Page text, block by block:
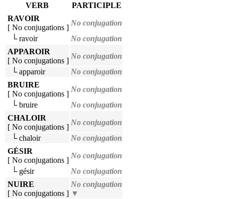
VERB
PARTICIPLE
RAVOIR
[ No conjugations ]
No conjugation
└ ravoir
No conjugation
APPAROIR
[ No conjugations ]
No conjugation
└ apparoir
No conjugation
BRUIRE
[ No conjugations ]
No conjugation
└ bruire
No conjugation
CHALOIR
[ No conjugations ]
No conjugation
└ chaloir
No conjugation
GÉSIR
[ No conjugations ]
No conjugation
└ gésir
No conjugation
NUIRE
[ No conjugations ]
No conjugation
▼